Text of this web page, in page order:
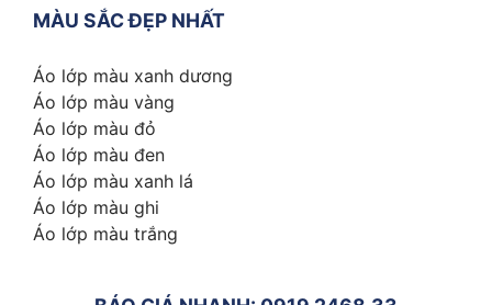
MÀU SẮC ĐẸP NHẤT
Áo lớp màu xanh dương
Áo lớp màu vàng
Áo lớp màu đỏ
Áo lớp màu đen
Áo lớp màu xanh lá
Áo lớp màu ghi
Áo lớp màu trắng